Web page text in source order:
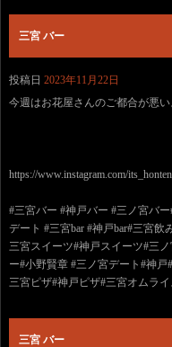
三宮 バー
投稿日 2023年11月22日
今週はお花屋さんのご都合が悪
https://www.instagram.com/its_honten
#三宮バー #神戸バー #三ノ宮バ
デート #三宮bar #神戸bar#三宮飲
三宮スイーツ#神戸スイーツ#三
ー#小野賢章 #三ノ宮デート#神
三宮ピザ#神戸ピザ#三宮オムラ
三宮 バー